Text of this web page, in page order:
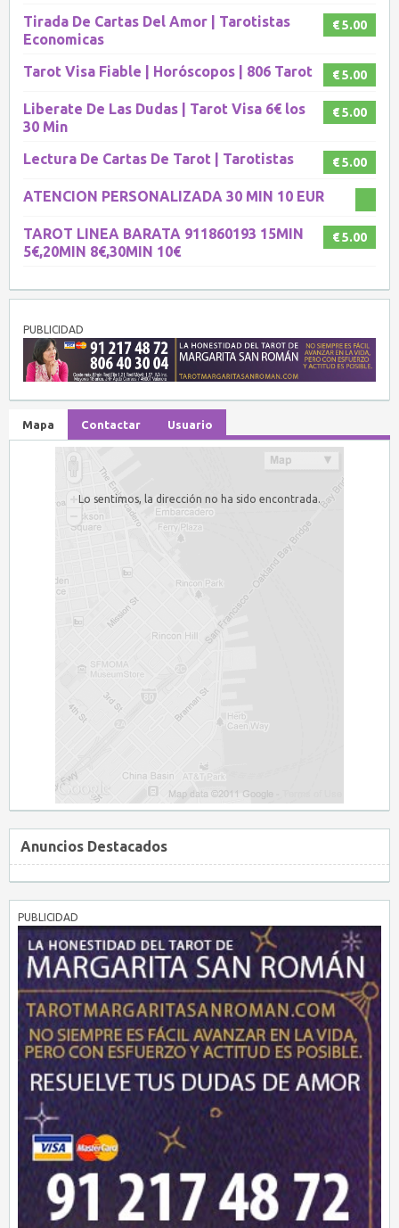
€ 5.00
Tirada De Cartas Del Amor | Tarotistas
Economicas
€ 5.00
Tarot Visa Fiable | Horóscopos | 806 Tarot
€ 5.00
Liberate De Las Dudas | Tarot Visa 6€ los
30 Min
€ 5.00
Lectura De Cartas De Tarot | Tarotistas
ATENCION PERSONALIZADA 30 MIN 10 EUR
€ 5.00
TAROT LINEA BARATA 911860193 15MIN
5€,20MIN 8€,30MIN 10€
PUBLICIDAD
Mapa Contactar Usuario
Lo sentimos, la dirección no ha sido encontrada.
Anuncios Destacados
PUBLICIDAD